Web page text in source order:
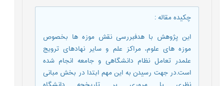
چکیده مقاله:
این پژوهش با هدفبررسی نقش موزه ها بخصوص
موزه های علوم، مراکز علم و سایر نهادهای ترویج
علمدر تعامل نظام دانشگاهی و جامعه انجام شده
است.در جهت رسیدن به این مهم ابتدا در بخش مبانی